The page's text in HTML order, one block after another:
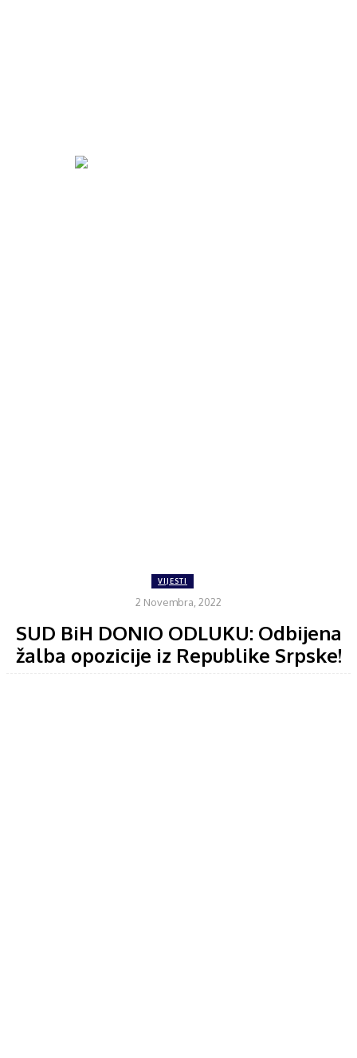
VIJESTI
2 Novembra, 2022
SUD BiH DONIO ODLUKU: Odbijena
žalba opozicije iz Republike Srpske!